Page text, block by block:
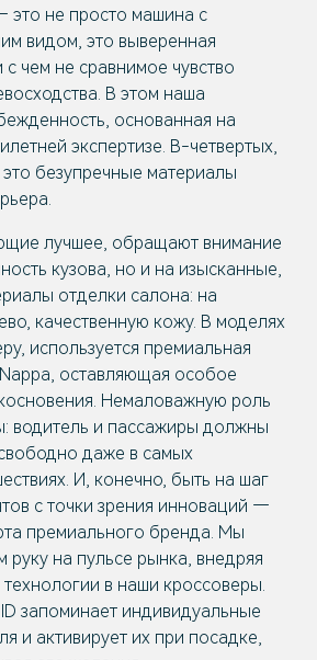
это не просто машина с
видом, это выверенная
с чем не сравнимое чувство
В этом наша
основанная на
экспертизе. В-четвертых,
безупречные материалы
лучшее, обращают внимание
кузова, но и на изысканные,
отделки салона: на
качественную кожу. В моделях
используется премиальная
оставляющая особое
Немаловажную роль
водитель и пассажиры должны
даже в самых
И, конечно, быть на шаг
с точки зрения инноваций —
премиального бренда. Мы
руку на пульсе рынка, внедряя
в наши кроссоверы.
запоминает индивидуальные
и активирует их при посадке,